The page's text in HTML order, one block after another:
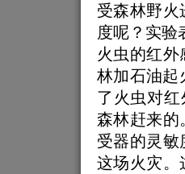
受森林野火
度呢？实验
火虫的红
林加石油起
了火虫对
森林赶来的
受器的灵敏
这场火灾。